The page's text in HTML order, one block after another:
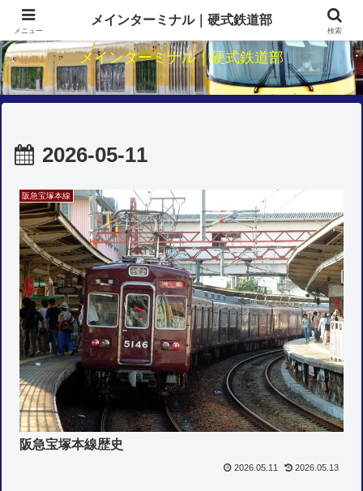
関西鉄道のダイヤ・駅・路線研究
メインターミナル｜硬式鉄道部
2026-05-11
阪急宝塚本線
阪急宝塚本線歴史
2026.05.11 2026.05.13
メニュー
メインターミナル｜硬式鉄道部
検索